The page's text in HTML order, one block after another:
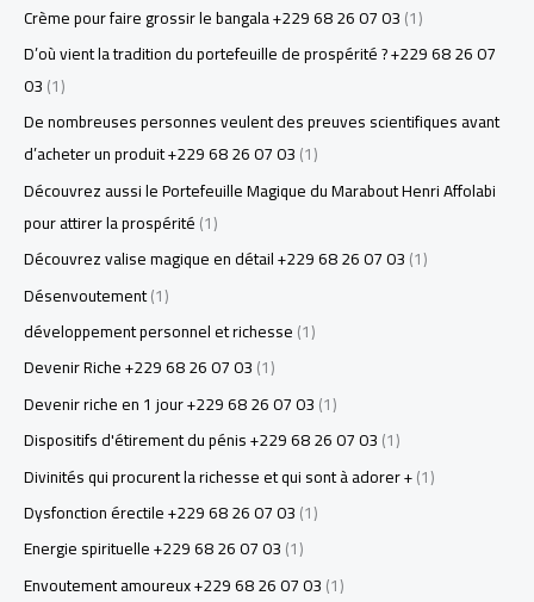
Crème pour faire grossir le bangala +229 68 26 07 03(1)
D’où vient la tradition du portefeuille de prospérité ? +229 68 26 07
03(1)
De nombreuses personnes veulent des preuves scientifiques avant
d’acheter un produit +229 68 26 07 03(1)
Découvrez aussi le Portefeuille Magique du Marabout Henri Affolabi
pour attirer la prospérité(1)
Découvrez valise magique en détail +229 68 26 07 03(1)
Désenvoutement(1)
développement personnel et richesse(1)
Devenir Riche +229 68 26 07 03(1)
Devenir riche en 1 jour +229 68 26 07 03(1)
Dispositifs d'étirement du pénis +229 68 26 07 03(1)
Divinités qui procurent la richesse et qui sont à adorer +(1)
Dysfonction érectile +229 68 26 07 03(1)
Energie spirituelle +229 68 26 07 03(1)
Envoutement amoureux +229 68 26 07 03(1)